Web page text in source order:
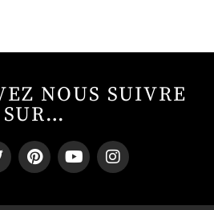
NOUS SUIVRE
SUR…